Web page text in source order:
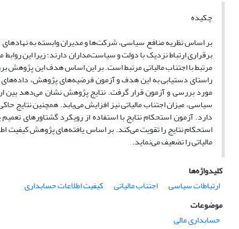
چکیده
بر اساس نظریه منافع سیاسی، شرکت‌ها و مدیران وابسته به
برقراری ارتباط نزدیک با دولت و سیاست‌مداران دارند؛ زیرا این
مرتبط با اجتناب مالیاتی مرتبط است. بر این اساس هدف این پژوهش
مورد بررسی و آزمون قرار گرفت. نتایج پژوهش نشان می‌دهد بین
سیاسی، میزان اجتناب مالیاتی نیز افزایش می‌‌‌‌یابد. همچنین نتایج
دارد. آزمون استحکام نتایج با استفاده از رویکرد گشتاورهای
استحکام نتایج را تقویت می‌کند. بر اساس یافته‌های پژوهش کیفیت
مالیاتی را تضعیف می‌نماید.
کلیدواژه‌ها
ارتباطات سیاسی
اجتناب مالیاتی
کیفیت اطلاعات حسابداری
موضوعات
حسابداری مالی